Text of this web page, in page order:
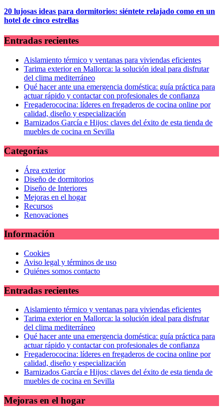
20 lujosas ideas para dormitorios: siéntete relajado como en un
hotel de cinco estrellas
Entradas recientes
Aislamiento térmico y ventanas para viviendas eficientes
Tarima exterior en Mallorca: la solución ideal para disfrutar
del clima mediterráneo
Qué hacer ante una emergencia doméstica: guía práctica para
actuar rápido y contactar con profesionales de confianza
Fregaderococina: líderes en fregaderos de cocina online por
calidad, diseño y especialización
Barnizados García e Hijos: claves del éxito de esta tienda de
muebles de cocina en Sevilla
Categorías
Área exterior
Diseño de dormitorios
Diseño de Interiores
Mejoras en el hogar
Recursos
Renovaciones
Información
Cookies
Aviso legal y términos de uso
Quiénes somos contacto
Entradas recientes
Aislamiento térmico y ventanas para viviendas eficientes
Tarima exterior en Mallorca: la solución ideal para disfrutar
del clima mediterráneo
Qué hacer ante una emergencia doméstica: guía práctica para
actuar rápido y contactar con profesionales de confianza
Fregaderococina: líderes en fregaderos de cocina online por
calidad, diseño y especialización
Barnizados García e Hijos: claves del éxito de esta tienda de
muebles de cocina en Sevilla
Mejoras en el hogar